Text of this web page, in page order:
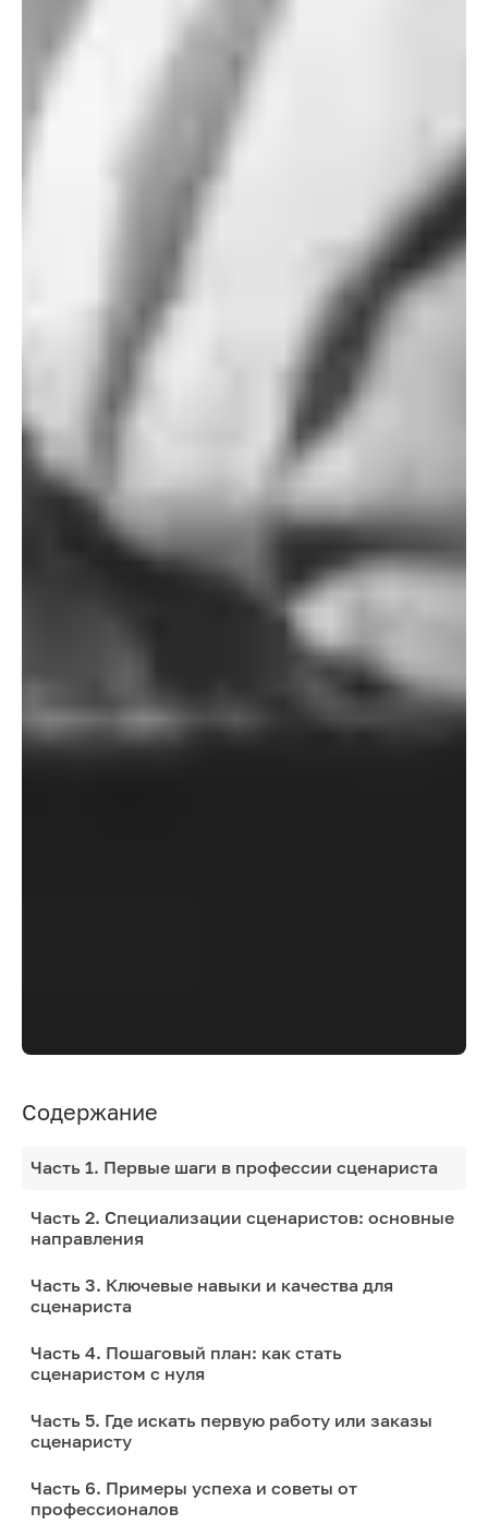
Содержание
Часть 1. Первые шаги в профессии сценариста
Часть 2. Специализации сценаристов: основные
направления
Часть 3. Ключевые навыки и качества для
сценариста
Часть 4. Пошаговый план: как стать
сценаристом с нуля
Часть 5. Где искать первую работу или заказы
сценаристу
Часть 6. Примеры успеха и советы от
профессионалов